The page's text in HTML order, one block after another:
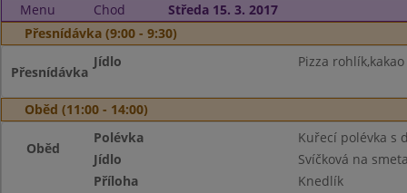
Menu Chod
Středa 15. 3. 2017
Přesnídávka (9:00 - 9:30)
Přesnídávka
Jídlo Pizza rohlík,kakao
Oběd (11:00 - 14:00)
Oběd
Polévka
Kuřecí polévka s
Jídlo
Svíčková na
Příloha
Knedlík